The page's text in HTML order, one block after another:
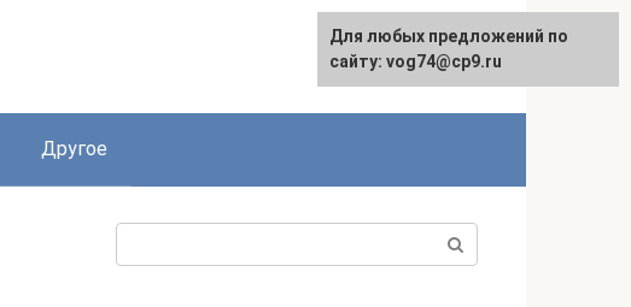
Другое
Для любых предложений по
сайту: vog74@cp9.ru